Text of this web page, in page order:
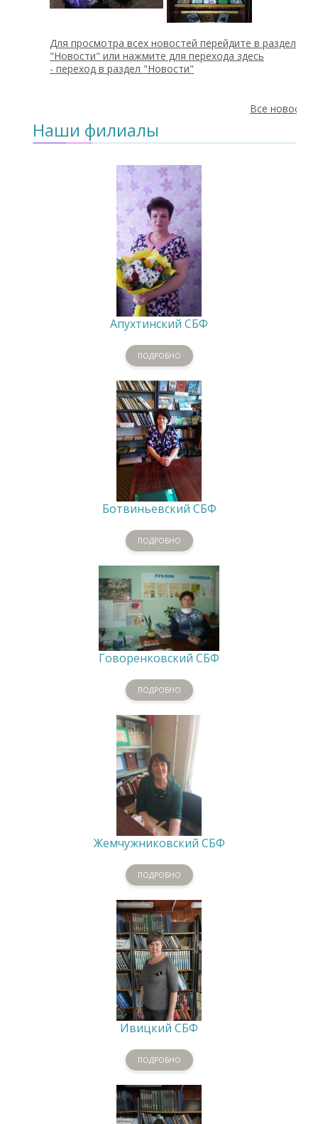
Для просмотра всех новостей перейдите в раздел
"Новости" или нажмите для перехода здесь
- переход в раздел "Новости"
Все новости
Наши филиалы
Апухтинский СБФ
ПОДРОБНО
Ботвиньевский СБФ
ПОДРОБНО
Говоренковский СБФ
ПОДРОБНО
Жемчужниковский СБФ
ПОДРОБНО
Ивицкий СБФ
ПОДРОБНО